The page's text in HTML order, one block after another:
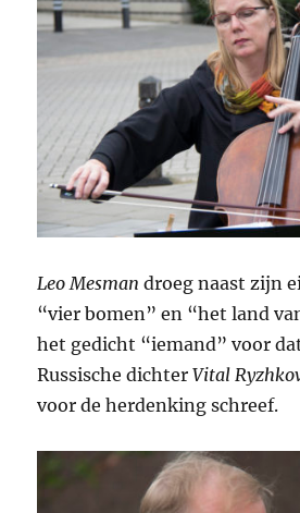
Leo Mesman droeg naast zijn
“vier bomen” en “het land
het gedicht “iemand” voor
Russische dichterVital
voor de herdenking schreef.